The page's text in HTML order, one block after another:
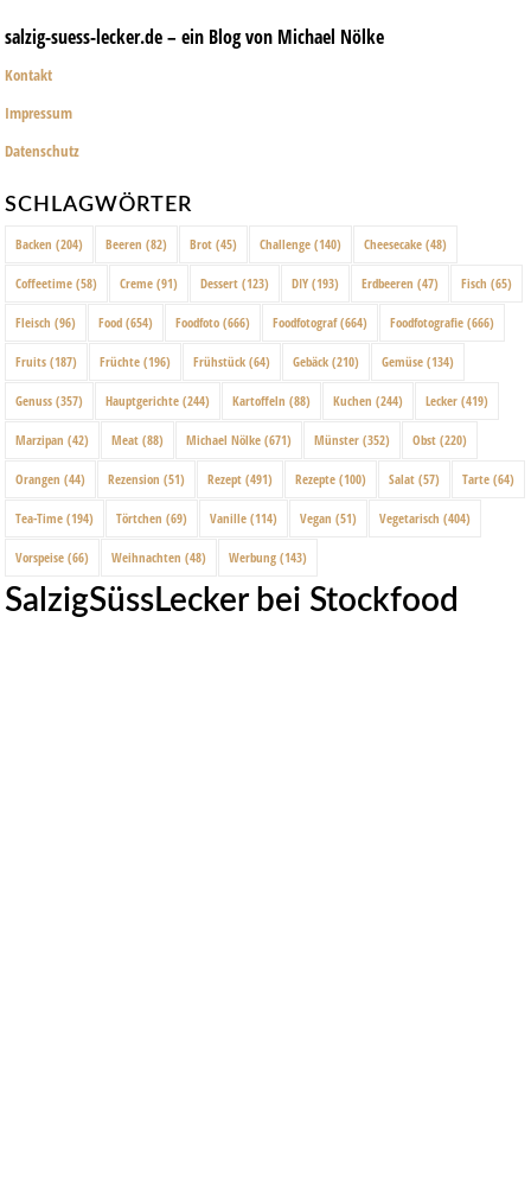
salzig-suess-lecker.de – ein Blog von Michael Nölke
Kontakt
Impressum
Datenschutz
SCHLAGWÖRTER
Backen (204) Beeren (82) Brot (45) Challenge (140) Cheesecake (48)
Coffeetime (58) Creme (91) Dessert (123) DIY (193) Erdbeeren (47) Fisch (65)
Fleisch (96) Food (654) Foodfoto (666) Foodfotograf(664) Foodfotografie (666)
Fruits (187) Früchte (196) Frühstück (64) Gebäck (210) Gemüse (134)
Genuss (357) Hauptgerichte (244) Kartoffeln (88) Kuchen (244) Lecker (419)
Marzipan (42) Meat (88) Michael Nölke (671) Münster (352) Obst (220)
Orangen (44) Rezension (51) Rezept (491) Rezepte (100) Salat (57) Tarte (64)
Tea-Time (194) Törtchen (69) Vanille (114) Vegan (51) Vegetarisch (404)
Vorspeise (66) Weihnachten (48) Werbung (143)
SalzigSüssLecker bei Stockfood